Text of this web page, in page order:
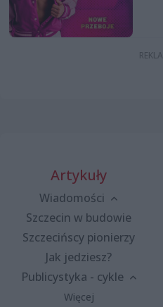
Artykuły
Wiadomości
Szczecin w budowie
Szczecińscy pionierzy
Jak jedziesz?
Publicystyka - cykle
Więcej